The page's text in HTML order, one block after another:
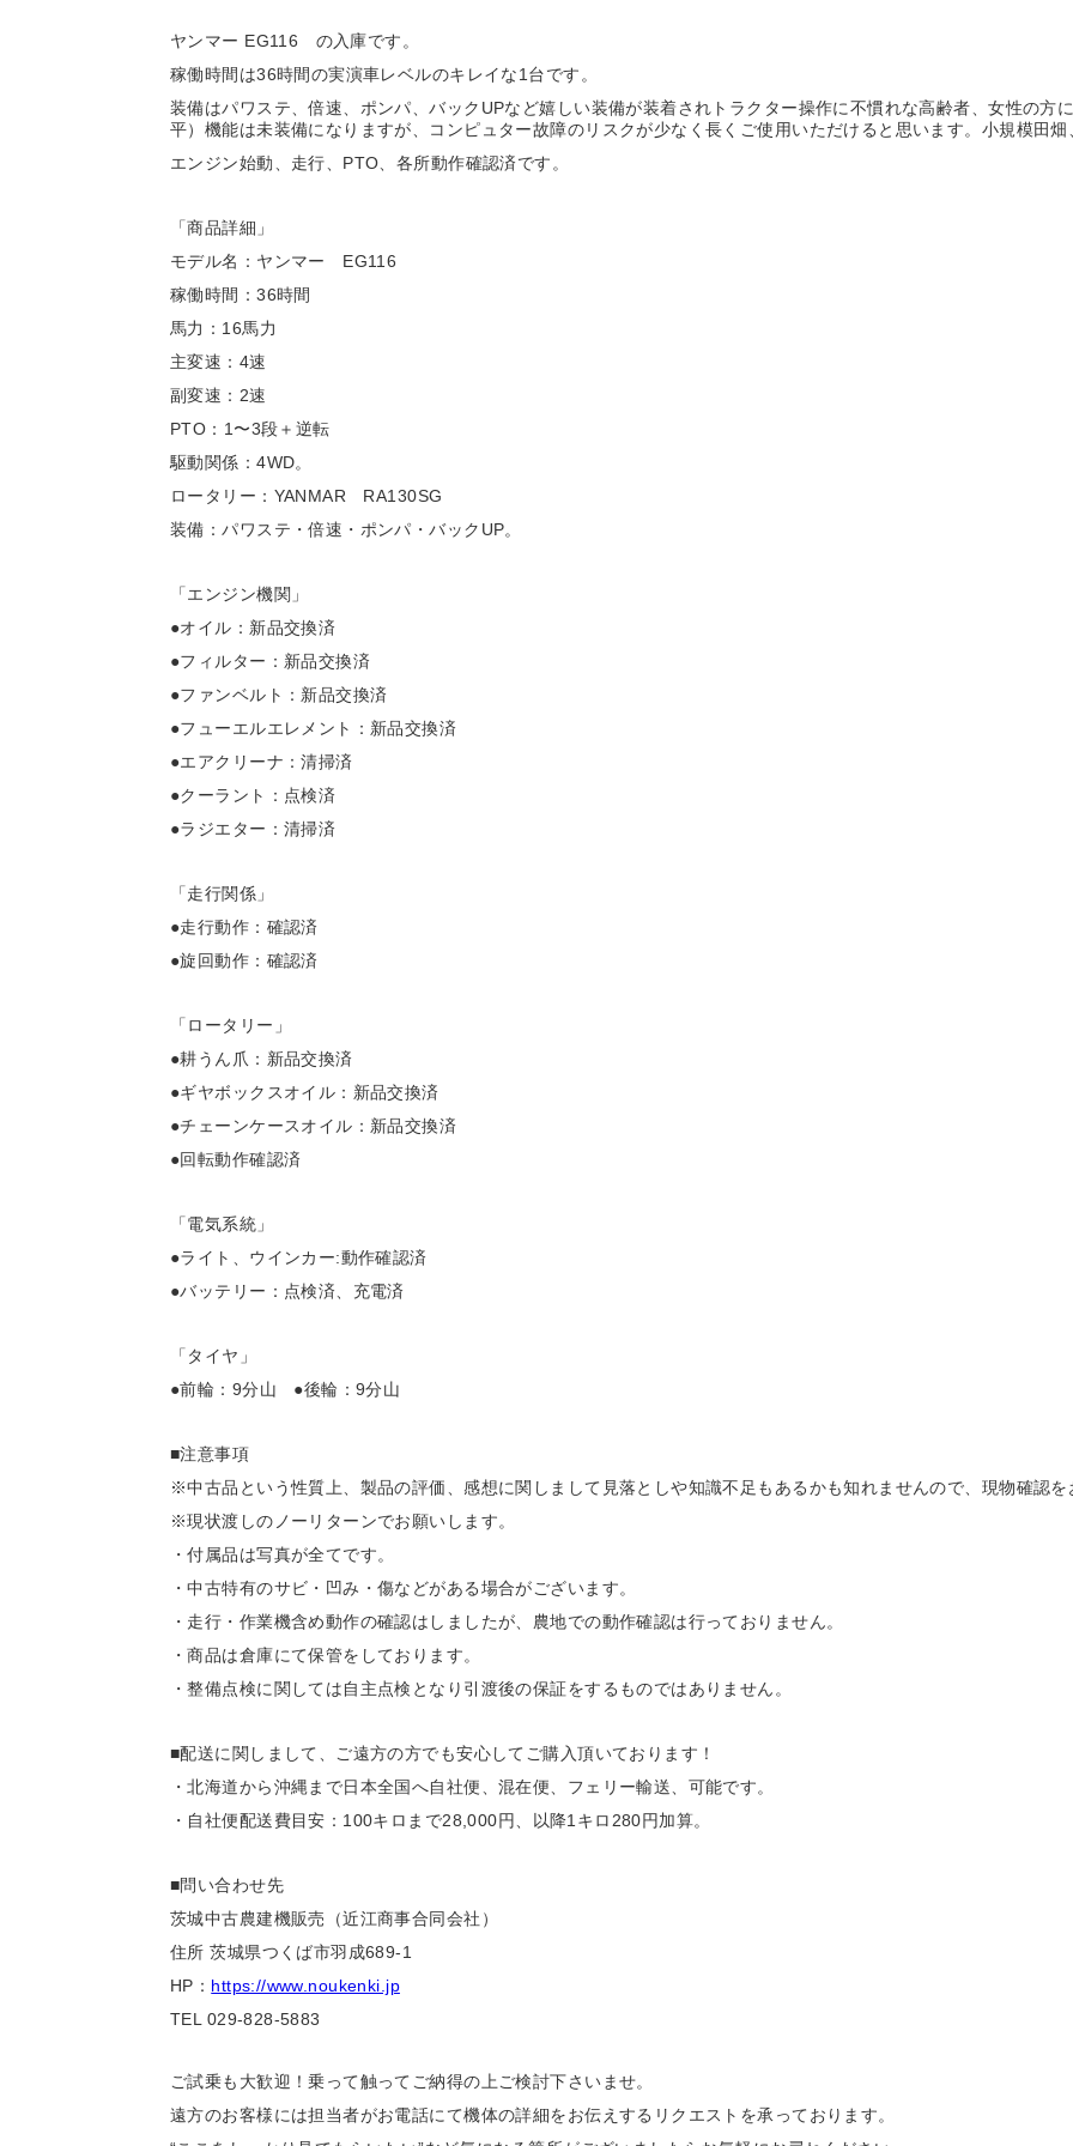
ヤンマー EG116 の入庫です。
稼働時間は36時間の実演車レベルのキレイな1台です。
装備はパワステ、倍速、ポンパ、バックUPなど嬉しい装備が装着されトラクター操作に不慣れな高齢者、女性の方
平）機能は未装備になりますが、コンピュター故障のリスクが少なく長くご使用いただけると思います。小規模田畑
エンジン始動、走行、PTO、各所動作確認済です。
「商品詳細」
モデル名：ヤンマー EG116
稼働時間：36時間
馬力：16馬力
主変速：4速
副変速：2速
PTO：1〜3段＋逆転
駆動関係：4WD。
ロータリー：YANMAR RA130SG
装備：パワステ・倍速・ポンパ・バックUP。
「エンジン機関」
●オイル：新品交換済
●フィルター：新品交換済
●ファンベルト：新品交換済
●フューエルエレメント：新品交換済
●エアクリーナ：清掃済
●クーラント：点検済
●ラジエター：清掃済
「走行関係」
●走行動作：確認済
●旋回動作：確認済
「ロータリー」
●耕うん爪：新品交換済
●ギヤボックスオイル：新品交換済
●チェーンケースオイル：新品交換済
●回転動作確認済
「電気系統」
●ライト、ウインカー:動作確認済
●バッテリー：点検済、充電済
「タイヤ」
●前輪：9分山 ●後輪：9分山
■注意事項
※中古品という性質上、製品の評価、感想に関しまして見落としや知識不足もあるかも知れませんので、現物確認を
※現状渡しのノーリターンでお願いします。
・付属品は写真が全てです。
・中古特有のサビ・凹み・傷などがある場合がございます。
・走行・作業機含め動作の確認はしましたが、農地での動作確認は行っておりません。
・商品は倉庫にて保管をしております。
・整備点検に関しては自主点検となり引渡後の保証をするものではありません。
■配送に関しまして、ご遠方の方でも安心してご購入頂いております！
・北海道から沖縄まで日本全国へ自社便、混在便、フェリー輸送、可能です。
・自社便配送費目安：100キロまで28,000円、以降1キロ280円加算。
■問い合わせ先
茨城中古農建機販売（近江商事合同会社）
住所 茨城県つくば市羽成689-1
HP： https://www.noukenki.jp
TEL 029-828-5883
ご試乗も大歓迎！乗って触ってご納得の上ご検討下さいませ。
遠方のお客様には担当者がお電話にて機体の詳細をお伝えするリクエストを承っております。